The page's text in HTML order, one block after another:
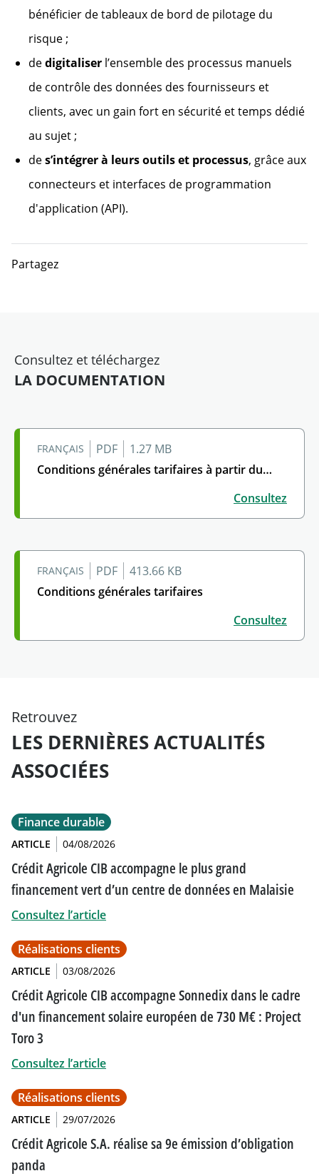
bénéficier de tableaux de bord de pilotage du
risque ;
dedigitaliser l’ensemble des processus manuels
de contrôle des données des fournisseurs et
clients, avec un gain fort en sécurité et temps dédié
au sujet ;
des’intégrer à leurs outils et processus, grâce aux
connecteurs et interfaces de programmation
d'application (API).
Partagez
Consultez et téléchargez
LA DOCUMENTATION
FRANÇAIS PDF
1.27 MB
Conditions générales tarifaires à partir du…
Consultez
FRANÇAIS PDF
413.66 KB
Conditions générales tarifaires
Consultez
Retrouvez
LES DERNIÈRES ACTUALITÉS
ASSOCIÉES
Finance durable
ARTICLE 04/08/2026
Crédit Agricole CIB accompagne le plus grand
financement vert d’un centre de données en Malaisie
Consultez l’article
Réalisations clients
ARTICLE 03/08/2026
Crédit Agricole CIB accompagne Sonnedix dans le cadre
d'un financement solaire européen de 730 M€ : Project
Toro 3
Consultez l’article
Réalisations clients
ARTICLE 29/07/2026
Crédit Agricole S.A. réalise sa 9e émission d’obligation
panda